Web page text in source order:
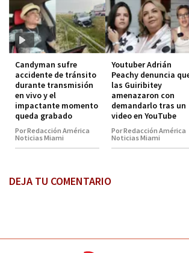
Candyman sufre
accidente de tránsito
durante transmisión
en vivo y el
impactante momento
queda grabado
Por Redacción América
Noticias Miami
Youtuber Adrián
Peachy denuncia
las Guiribitey
amenazaron con
demandarlo tras un
video en YouTube
Por Redacción América
Noticias Miami
DEJA TU COMENTARIO